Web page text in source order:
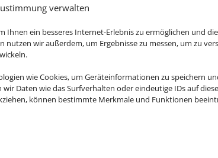
verwalten
Ihnen ein besseres Internet-Erlebnis zu ermöglichen und
nutzen wir außerdem, um Ergebnisse zu messen, um zu
wie Cookies, um Geräteinformationen zu speichern
Daten wie das Surfverhalten oder eindeutige IDs auf
können bestimmte Merkmale und Funktionen